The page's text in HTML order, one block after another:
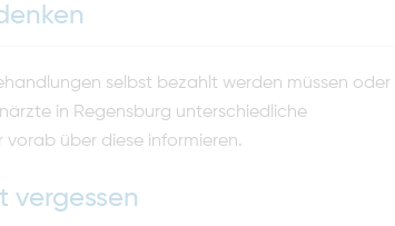
selbst bezahlt werden müssen oder
in Regensburg unterschiedliche
vorab über diese informieren.
vergessen